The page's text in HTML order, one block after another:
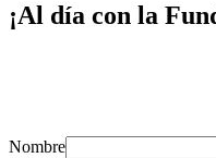
¡Al día con la
Nombre